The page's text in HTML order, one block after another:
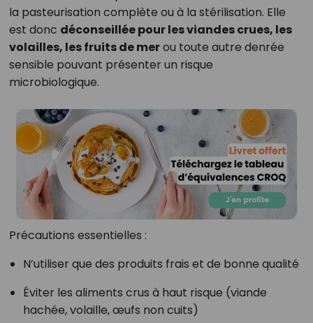
la pasteurisation complète ou à la stérilisation. Elle
est donc déconseillée pour les viandes crues, les
volailles, les fruits de merou toute autre denrée
sensible pouvant présenter un risque
microbiologique.
Précautions essentielles :
N’utiliser que des produits frais et de bonne qualité
Éviter les aliments crus à haut risque (viande
hachée, volaille, œufs non cuits)